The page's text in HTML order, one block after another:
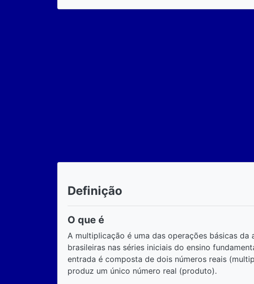
Definição
O que é
A multiplicação é uma das operações básicas da
brasileiras nas séries iniciais do ensino
entrada é composta de dois números reais
produz um único número real (produto).